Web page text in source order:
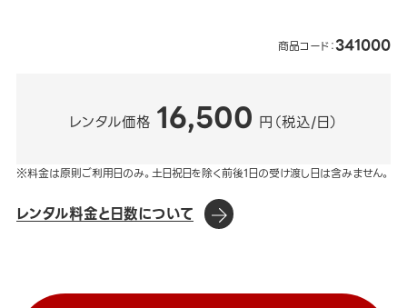
商品コード：341000
レンタル価格 16,500 円（税込/日）
※料金は原則ご利用日のみ。土日祝日を除く前後1日の受け渡し日は含みません。
レンタル料金と日数について